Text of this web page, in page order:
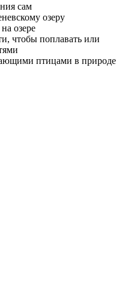
сам
озеру
озере
чтобы поплавать или
птицами в природе